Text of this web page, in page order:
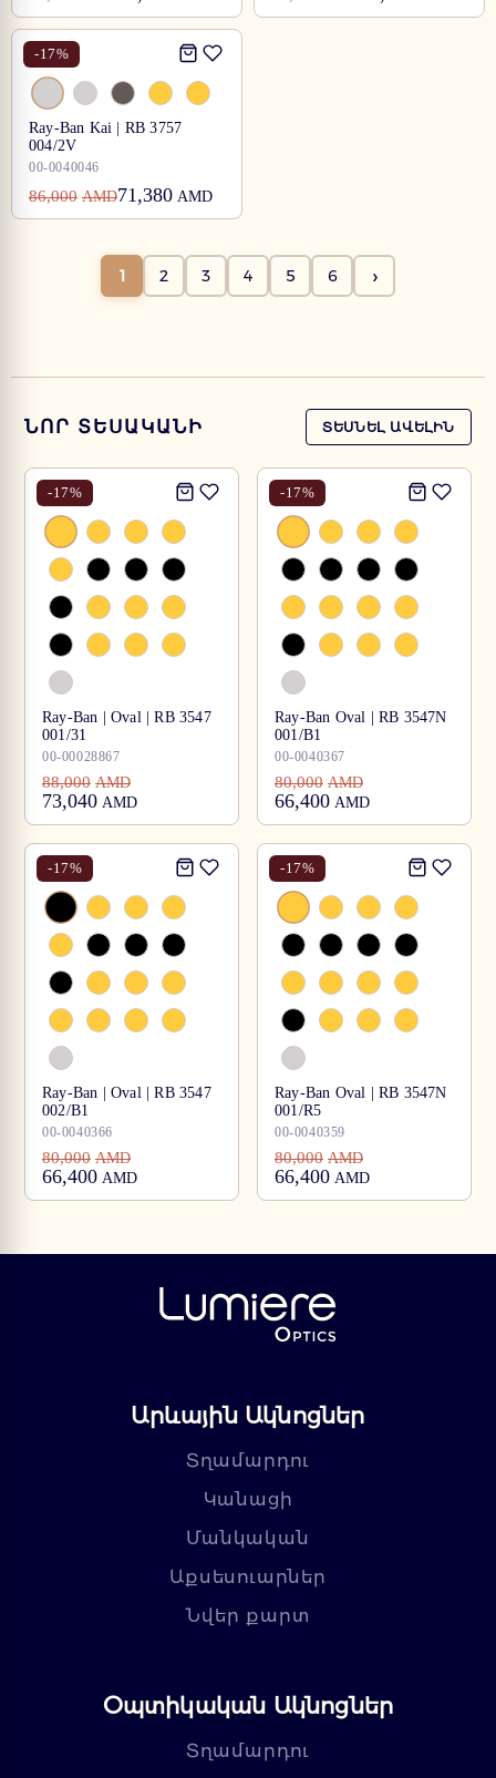
-17%
Ray-Ban Kai | RB 3757
004/2V
00-0040046
86,000 AMD71,380 AMD
1 2 3 4 5 6 ›
ՆՈՐ ՏԵՍԱԿԱՆԻ ՏԵՍՆԵԼ ԱՎԵԼԻՆ
-17%
Ray-Ban | Oval | RB 3547
001/31
00-00028867
88,000 AMD
73,040 AMD
-17%
Ray-Ban Oval | RB 3547N
001/B1
00-0040367
80,000 AMD
66,400 AMD
-17%
Ray-Ban | Oval | RB 3547
002/B1
00-0040366
80,000 AMD
66,400 AMD
-17%
Ray-Ban Oval | RB 3547N
001/R5
00-0040359
80,000 AMD
66,400 AMD
Արևային Ակնոցներ
Տղամարդու
Կանացի
Մանկական
Աքսեսուարներ
Նվեր քարտ
Օպտիկական Ակնոցներ
Տղամարդու